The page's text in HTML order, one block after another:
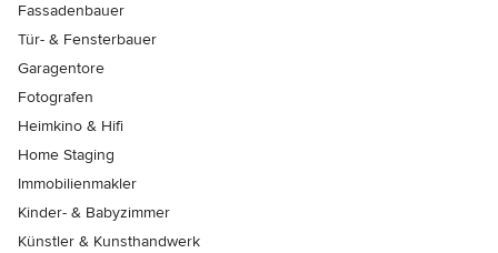
Fassadenbauer
Tür- & Fensterbauer
Garagentore
Fotografen
Heimkino & Hifi
Home Staging
Immobilienmakler
Kinder- & Babyzimmer
Künstler & Kunsthandwerk